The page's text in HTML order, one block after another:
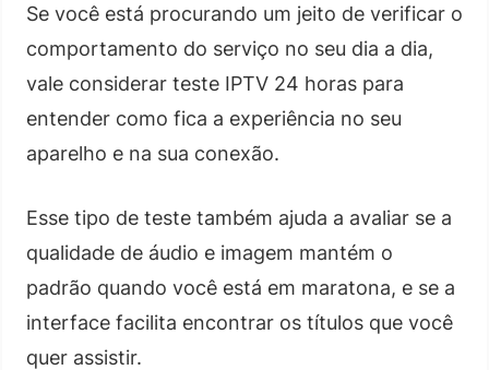
Se você está procurando um jeito de verificar o
comportamento do serviço no seu dia a dia,
vale considerar teste IPTV 24 horas para
entender como fica a experiência no seu
aparelho e na sua conexão.
Esse tipo de teste também ajuda a avaliar se a
qualidade de áudio e imagem mantém o
padrão quando você está em maratona, e se a
interface facilita encontrar os títulos que você
quer assistir.